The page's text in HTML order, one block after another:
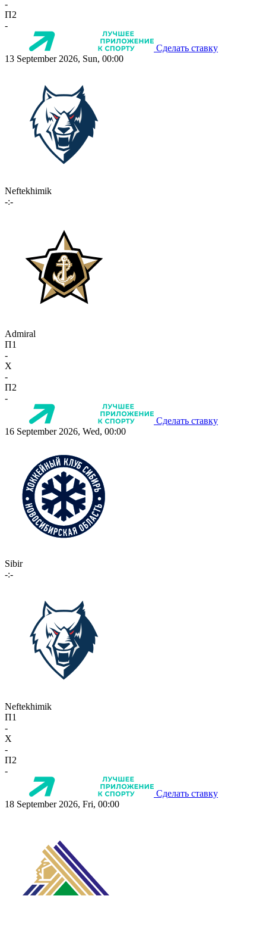
-
П2
-
Сделать ставку
13 September 2026, Sun, 00:00
Neftekhimik
-:-
Admiral
П1
-
X
-
П2
-
Сделать ставку
16 September 2026, Wed, 00:00
Sibir
-:-
Neftekhimik
П1
-
X
-
П2
-
Сделать ставку
18 September 2026, Fri, 00:00